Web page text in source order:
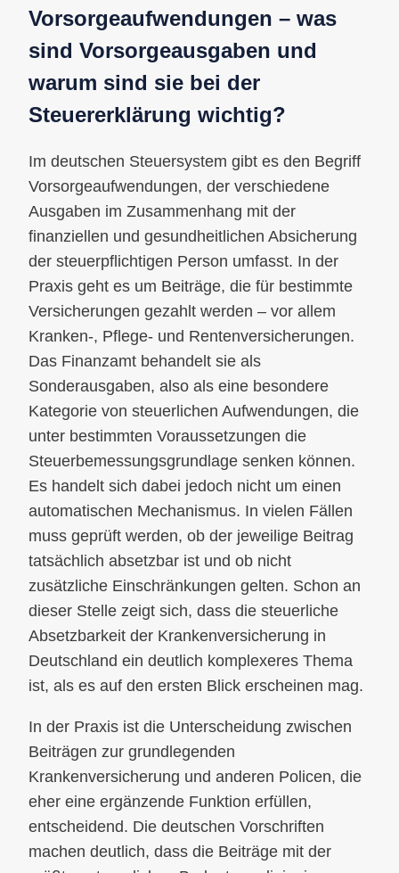
Vorsorgeaufwendungen – was
sind Vorsorgeausgaben und
warum sind sie bei der
Steuererklärung wichtig?
Im deutschen Steuersystem gibt es den Begriff
Vorsorgeaufwendungen, der verschiedene
Ausgaben im Zusammenhang mit der
finanziellen und gesundheitlichen Absicherung
der steuerpflichtigen Person umfasst. In der
Praxis geht es um Beiträge, die für bestimmte
Versicherungen gezahlt werden – vor allem
Kranken-, Pflege- und Rentenversicherungen.
Das Finanzamt behandelt sie als
Sonderausgaben, also als eine besondere
Kategorie von steuerlichen Aufwendungen, die
unter bestimmten Voraussetzungen die
Steuerbemessungsgrundlage senken können.
Es handelt sich dabei jedoch nicht um einen
automatischen Mechanismus. In vielen Fällen
muss geprüft werden, ob der jeweilige Beitrag
tatsächlich absetzbar ist und ob nicht
zusätzliche Einschränkungen gelten. Schon an
dieser Stelle zeigt sich, dass die steuerliche
Absetzbarkeit der Krankenversicherung in
Deutschland ein deutlich komplexeres Thema
ist, als es auf den ersten Blick erscheinen mag.
In der Praxis ist die Unterscheidung zwischen
Beiträgen zur grundlegenden
Krankenversicherung und anderen Policen, die
eher eine ergänzende Funktion erfüllen,
entscheidend. Die deutschen Vorschriften
machen deutlich, dass die Beiträge mit der